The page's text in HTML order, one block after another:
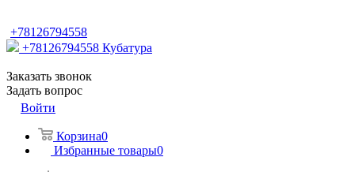
+78126794558
+78126794558 Кубатура
Заказать звонок
Задать вопрос
Войти
Корзина0
Избранные товары0